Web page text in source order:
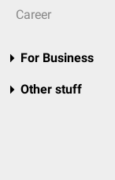
Career
For Business
Other stuff